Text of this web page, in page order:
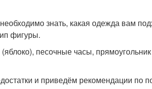
знать, какая одежда вам
фигуры.
песочные часы, прямоугольник
и приведём рекомендации по